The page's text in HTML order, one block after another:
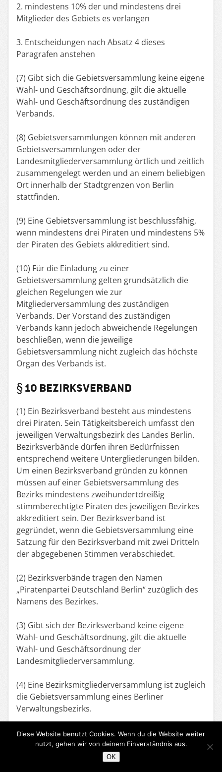
2. mindestens 10% der und mindestens drei
Mitglieder des Gebiets es verlangen
3. Entscheidungen nach Absatz 4 dieses
Paragrafen anstehen
(7) Gibt sich die Gebietsversammlung keine eigene
Wahl- und Geschäftsordnung, gilt die aktuelle
Wahl- und Geschäftsordnung des zuständigen
Verbands.
(8) Gebietsversammlungen können mit anderen
Gebietsversammlungen oder der
Landesmitgliederversammlung örtlich und zeitlich
zusammengelegt werden und an einem beliebigen
Ort innerhalb der Stadtgrenzen von Berlin
stattfinden.
(9) Eine Gebietsversammlung ist beschlussfähig,
wenn mindestens drei Piraten und mindestens 5%
der Piraten des Gebiets akkreditiert sind.
(10) Für die Einladung zu einer
Gebietsversammlung gelten grundsätzlich die
gleichen Regelungen wie zur
Mitgliederversammlung des zuständigen
Verbands. Der Vorstand des zuständigen
Verbands kann jedoch abweichende Regelungen
beschließen, wenn die jeweilige
Gebietsversammlung nicht zugleich das höchste
Organ des Verbands ist.
§ 10 BEZIRKSVERBAND
(1) Ein Bezirksverband besteht aus mindestens
drei Piraten. Sein Tätigkeitsbereich umfasst den
jeweiligen Verwaltungsbezirk des Landes Berlin.
Bezirksverbände dürfen ihren Bedürfnissen
entsprechend weitere Untergliederungen bilden.
Um einen Bezirksverband gründen zu können
müssen auf einer Gebietsversammlung des
Bezirks mindestens zweihundertdreißig
stimmberechtigte Piraten des jeweiligen Bezirkes
akkreditiert sein. Der Bezirksverband ist
gegründet, wenn die Gebietsversammlung eine
Satzung für den Bezirksverband mit zwei Dritteln
der abgegebenen Stimmen verabschiedet.
(2) Bezirksverbände tragen den Namen
„Piratenpartei Deutschland Berlin“ zuzüglich des
Namens des Bezirkes.
(3) Gibt sich der Bezirksverband keine eigene
Wahl- und Geschäftsordnung, gilt die aktuelle
Wahl- und Geschäftsordnung der
Landesmitgliederversammlung.
(4) Eine Bezirksmitgliederversammlung ist zugleich
die Gebietsversammlung eines Berliner
Verwaltungsbezirks.
(5) Eine Bezirksmitgliederversammlung wählt
einen Vorstand aus mindestens drei Piraten für
den jeweiligen Bezirksverband. Dieser besteht
Diese Website benutzt Cookies. Wenn du die Website weiter
nutzt, gehen wir von deinem Einverständnis aus.
OK